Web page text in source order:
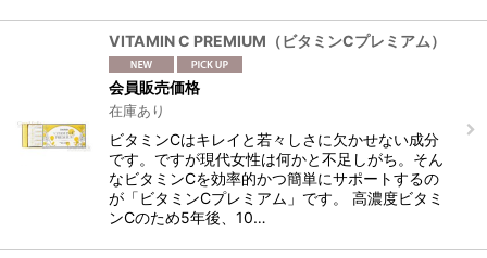
VITAMIN C PREMIUM（ビタミンCプレミアム）
会員販売価格
在庫あり
ビタミンCはキレイと若々しさに欠かせない成分
です。ですが現代女性は何かと不足しがち。そん
なビタミンCを効率的かつ簡単にサポートするの
が「ビタミンCプレミアム」です。 高濃度ビタミ
ンCのため5年後、10…